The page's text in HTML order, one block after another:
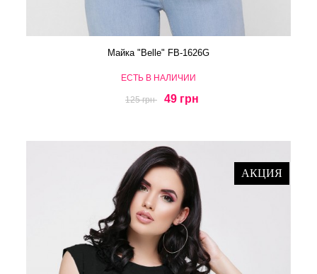
Майка "Belle" FB-1626G
ЕСТЬ В НАЛИЧИИ
125 грн 49 грн
АКЦИЯ